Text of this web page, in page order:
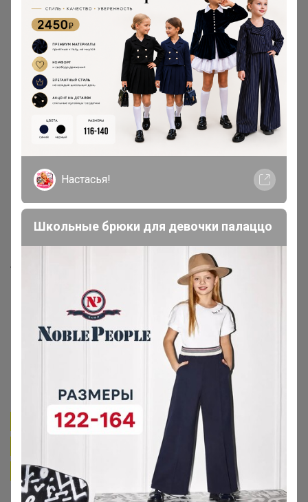
Приглашаю вас присоединиться к чату-болталке IKEA
в VIBER
Переходи по ссылке (жми)
Или сканируй код:
Товар выкупается в магазине ИКЕА-
Новосибирск по ценам магазина,
оптовых продаж у ИКЕА нет, но мы
пользуемся всеми привилегиями
Транспортные расходы,
пропорционально стоимости
заказа, примерно 4-5% Учитывайте
это делая заказ.
Настасья!
Школьные брюки для девочки палаццо